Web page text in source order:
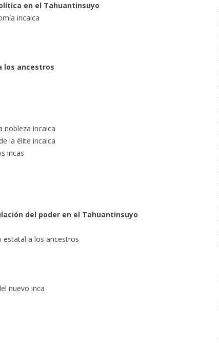
en el Tahuantinsuyo
incaica
los ancestros
nobleza incaica
la élite incaica
incas
del poder en el Tahuantinsuyo
estatal a los ancestros
nuevo inca